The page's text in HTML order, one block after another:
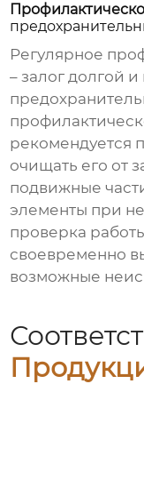
Регулярное
– залог долгой
рекомендуется
очищать его от
подвижные
элементы при
проверка
своевременно
возможные